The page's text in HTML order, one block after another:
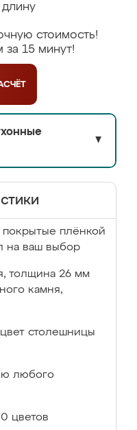
длину
стоимость!
15 минут!
▼
плёнкой
на ваш выбор
толщина 26 мм
камня,
столешницы
любого
цветов